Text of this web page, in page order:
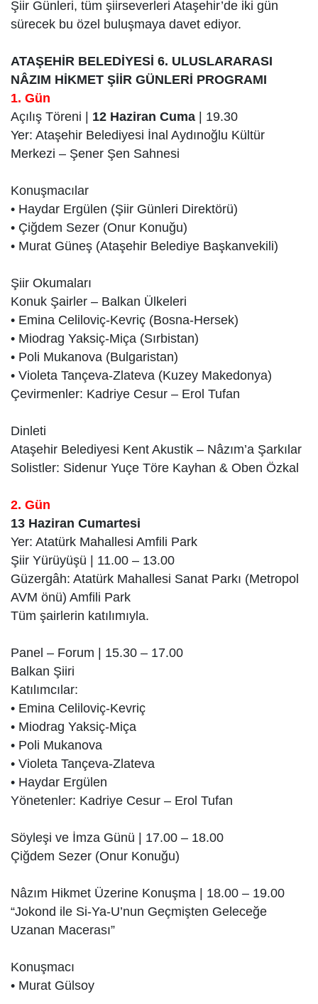
Şiir Günleri, tüm şiirseverleri Ataşehir’de iki gün
sürecek bu özel buluşmaya davet ediyor.
ATAŞEHİR BELEDİYESİ 6. ULUSLARARASI
NÂZIM HİKMET ŞİİR GÜNLERİ PROGRAMI
1. Gün
Açılış Töreni | 12 Haziran Cuma | 19.30
Yer: Ataşehir Belediyesi İnal Aydınoğlu Kültür
Merkezi – Şener Şen Sahnesi
Konuşmacılar
• Haydar Ergülen (Şiir Günleri Direktörü)
• Çiğdem Sezer (Onur Konuğu)
• Murat Güneş (Ataşehir Belediye Başkanvekili)
Şiir Okumaları
Konuk Şairler – Balkan Ülkeleri
• Emina Celiloviç-Kevriç (Bosna-Hersek)
• Miodrag Yaksiç-Miça (Sırbistan)
• Poli Mukanova (Bulgaristan)
• Violeta Tançeva-Zlateva (Kuzey Makedonya)
Çevirmenler: Kadriye Cesur – Erol Tufan
Dinleti
Ataşehir Belediyesi Kent Akustik – Nâzım’a Şarkılar
Solistler: Sidenur Yuçe Töre Kayhan & Oben Özkal
2. Gün
13 Haziran Cumartesi
Yer: Atatürk Mahallesi Amfili Park
Şiir Yürüyüşü | 11.00 – 13.00
Güzergâh: Atatürk Mahallesi Sanat Parkı (Metropol
AVM önü) Amfili Park
Tüm şairlerin katılımıyla.
Panel – Forum | 15.30 – 17.00
Balkan Şiiri
Katılımcılar:
• Emina Celiloviç-Kevriç
• Miodrag Yaksiç-Miça
• Poli Mukanova
• Violeta Tançeva-Zlateva
• Haydar Ergülen
Yönetenler: Kadriye Cesur – Erol Tufan
Söyleşi ve İmza Günü | 17.00 – 18.00
Çiğdem Sezer (Onur Konuğu)
Nâzım Hikmet Üzerine Konuşma | 18.00 – 19.00
“Jokond ile Si-Ya-U’nun Geçmişten Geleceğe
Uzanan Macerası”
Konuşmacı
• Murat Gülsoy